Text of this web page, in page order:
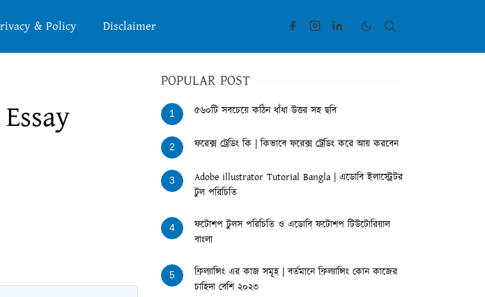
& Policy Disclaimer
POPULAR POST
1 ৫৬০টি সবচেয়ে কঠিন ধাঁধা উত্তর সহ ছবি
2 ফরেক্স ট্রেডিং কি | কিভাবে ফরেক্স ট্রেডিং করে আয় করবেন
3
Adobe illustrator Tutorial Bangla | এডোবি ইলাস্ট্রেটর
টুল পরিচিতি
4
ফটোশপ টুলস পরিচিতি ও এডোবি ফটোশপ টিউটোরিয়াল
বাংলা
5
ফ্রিল্যান্সিং এর কাজ সমূহ | বর্তমানে ফ্রিল্যান্সিং কোন কাজের
চাহিদা বেশি ২০২৩